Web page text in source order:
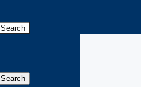
Search
Search